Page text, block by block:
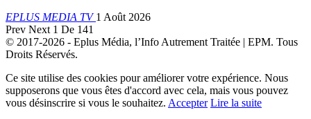
EPLUS MEDIA TV1 Août 2026
Prev Next 1 De 141
© 2017-2026 - Eplus Média, l’Info Autrement Traitée | EPM. Tous
Droits Réservés.
Ce site utilise des cookies pour améliorer votre expérience. Nous
supposerons que vous êtes d'accord avec cela, mais vous pouvez
vous désinscrire si vous le souhaitez. Accepter Lire la suite